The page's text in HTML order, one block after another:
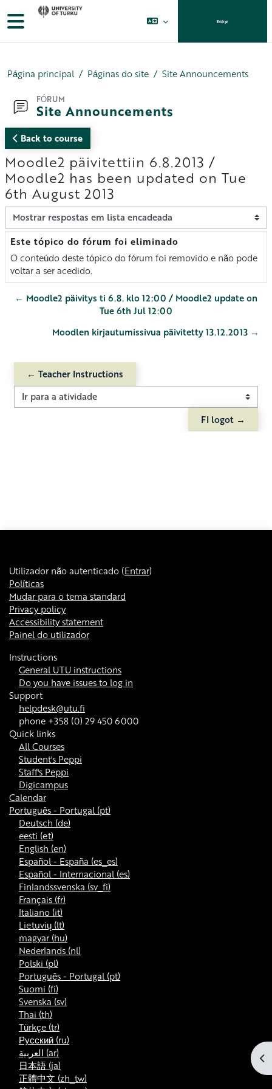
Ir para o conteúdo principal
Painel lateral Entrar
Página principal Páginas do site Site Announcements
FÓRUM
Site Announcements
Back to course
Moodle2 päivitettiin 6.8.2013 /
Moodle2 has been updated on Tue
6th August 2013
Modo de visualização
Este tópico do fórum foi eliminado
Número de respostas: 0
O conteúdo deste tópico do fórum foi removido e não pode
voltar a ser acedido.
← Moodle2 päivitys ti 6.8. klo 12:00 / Moodle2 update on
Tue 6th Jul 12:00
Moodlen kirjautumissivua päivitetty 13.12.2013 →
← Teacher Instructions
Ir para a atividade
FI logot →
Utilizador não autenticado (Entrar)
Políticas
Mudar para o tema standard
Privacy policy
Accessibility statement
Painel do utilizador
Instructions
General UTU instructions
Do you have issues to log in
Support
helpdesk@utu.fi
phone +358 (0) 29 450 6000
Quick links
All Courses
Student's Peppi
Staff's Peppi
Digicampus
Calendar
Português - Portugal ‎(pt)‎
Deutsch ‎(de)‎
eesti ‎(et)‎
English ‎(en)‎
Español - España ‎(es_es)‎
Español - Internacional ‎(es)‎
Finlandssvenska ‎(sv_fi)‎
Français ‎(fr)‎
Italiano ‎(it)‎
Lietuvių ‎(lt)‎
magyar ‎(hu)‎
Nederlands ‎(nl)‎
Polski ‎(pl)‎
Português - Portugal ‎(pt)‎
Suomi ‎(fi)‎
Svenska ‎(sv)‎
Thai ‎(th)‎
Türkçe ‎(tr)‎
Русский ‎(ru)‎
العربية ‎(ar)‎
日本語 ‎(ja)‎
正體中文 ‎(zh_tw)‎